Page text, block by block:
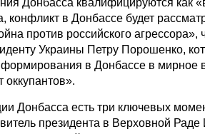
Донбасса квалифицируются как
конфликт в Донбассе будет
против российского агрессора»,
Украины Петру Порошенко,
формирования в Донбассе в мирное
оккупантов».
Донбасса есть три ключевых
президента в Верховной